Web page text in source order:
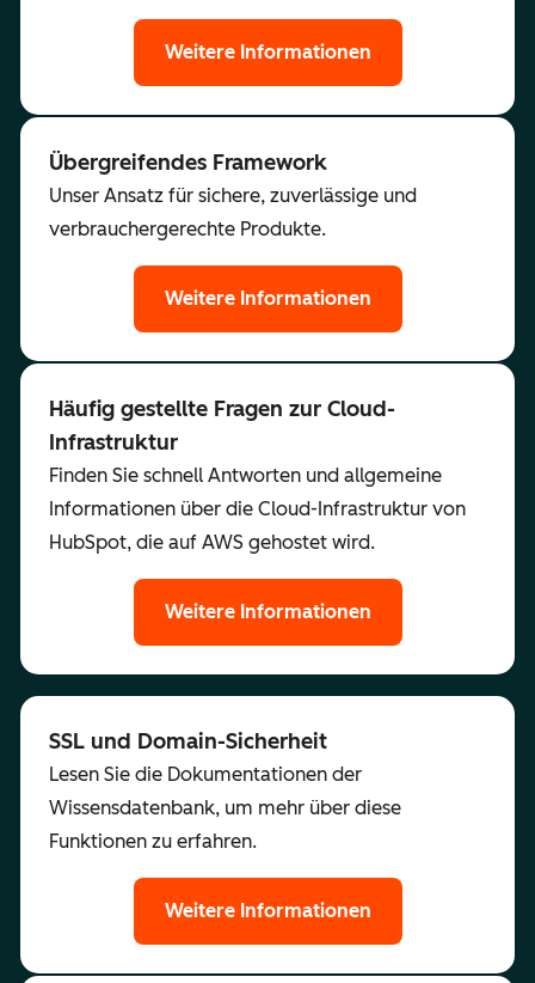
Weitere Informationen
Übergreifendes Framework
Unser Ansatz für sichere, zuverlässige und
verbrauchergerechte Produkte.
Weitere Informationen
Häufig gestellte Fragen zur Cloud-
Infrastruktur
Finden Sie schnell Antworten und allgemeine
Informationen über die Cloud-Infrastruktur von
HubSpot, die auf AWS gehostet wird.
Weitere Informationen
SSL und Domain-Sicherheit
Lesen Sie die Dokumentationen der
Wissensdatenbank, um mehr über diese
Funktionen zu erfahren.
Weitere Informationen